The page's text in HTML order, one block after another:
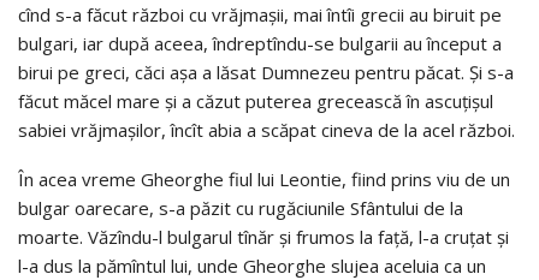
cînd s-a făcut război cu vrăjmaşii, mai întîi grecii au biruit pe
bulgari, iar după aceea, îndreptîndu-se bulgarii au început a
birui pe greci, căci aşa a lăsat Dumnezeu pentru păcat. Şi s-a
făcut măcel mare şi a căzut puterea grecească în ascuţişul
sabiei vrăjmaşilor, încît abia a scăpat cineva de la acel război.
În acea vreme Gheorghe fiul lui Leontie, fiind prins viu de un
bulgar oarecare, s-a păzit cu rugăciunile Sfântului de la
moarte. Văzîndu-l bulgarul tînăr şi frumos la faţă, l-a cruţat şi
l-a dus la pămîntul lui, unde Gheorghe slujea aceluia ca un